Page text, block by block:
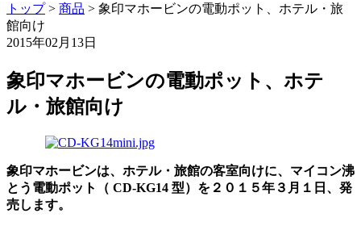
トップ> 商品 > 象印マホービンの電動ポット、ホテル・旅
館向け
2015年02月13日
象印マホービンの電動ポット、ホテ
ル・旅館向け
象印マホービンは、ホテル・旅館の客室向けに、マイコン沸
とう電動ポット（ CD-KG14 型）を２０１５年３月１日、発
売します。